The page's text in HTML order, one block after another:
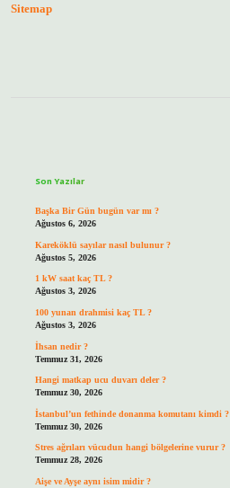
Sitemap
Son Yazılar
Başka Bir Gün bugün var mı ?
Ağustos 6, 2026
Kareköklü sayılar nasıl bulunur ?
Ağustos 5, 2026
1 kW saat kaç TL ?
Ağustos 3, 2026
100 yunan drahmisi kaç TL ?
Ağustos 3, 2026
İhsan nedir ?
Temmuz 31, 2026
Hangi matkap ucu duvarı deler ?
Temmuz 30, 2026
İstanbul’un fethinde donanma komutanı kimdi ?
Temmuz 30, 2026
Stres ağrıları vücudun hangi bölgelerine vurur ?
Temmuz 28, 2026
Aişe ve Ayşe aynı isim midir ?